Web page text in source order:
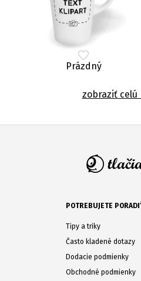
Prázdný
zobraziť celú
POTREBUJETE
Tipy a triky
Často kladené dotazy
Dodacie podmienky
Obchodné podmienky